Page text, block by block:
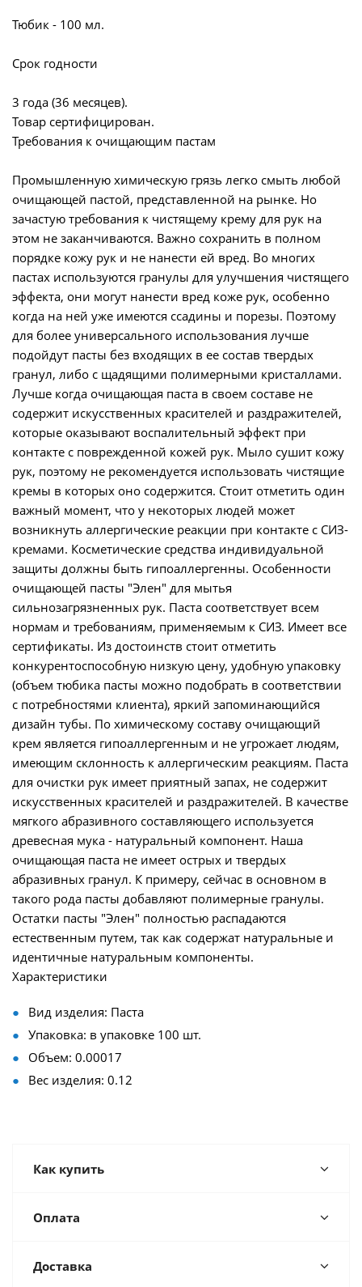
Тюбик - 100 мл.
Срок годности
3 года (36 месяцев).
Товар сертифицирован.
Требования к очищающим пастам
Промышленную химическую грязь легко смыть любой
очищающей пастой, представленной на рынке. Но
зачастую требования к чистящему крему для рук на
этом не заканчиваются. Важно сохранить в полном
порядке кожу рук и не нанести ей вред. Во многих
пастах используются гранулы для улучшения чистящего
эффекта, они могут нанести вред коже рук, особенно
когда на ней уже имеются ссадины и порезы. Поэтому
для более универсального использования лучше
подойдут пасты без входящих в ее состав твердых
гранул, либо с щадящими полимерными кристаллами.
Лучше когда очищающая паста в своем составе не
содержит искусственных красителей и раздражителей,
которые оказывают воспалительный эффект при
контакте с поврежденной кожей рук. Мыло сушит кожу
рук, поэтому не рекомендуется использовать чистящие
кремы в которых оно содержится. Стоит отметить один
важный момент, что у некоторых людей может
возникнуть аллергические реакции при контакте с СИЗ-
кремами. Косметические средства индивидуальной
защиты должны быть гипоаллергенны. Особенности
очищающей пасты "Элен" для мытья
сильнозагрязненных рук. Паста соответствует всем
нормам и требованиям, применяемым к СИЗ. Имеет все
сертификаты. Из достоинств стоит отметить
конкурентоспособную низкую цену, удобную упаковку
(объем тюбика пасты можно подобрать в соответствии
с потребностями клиента), яркий запоминающийся
дизайн тубы. По химическому составу очищающий
крем является гипоаллергенным и не угрожает людям,
имеющим склонность к аллергическим реакциям. Паста
для очистки рук имеет приятный запах, не содержит
искусственных красителей и раздражителей. В качестве
мягкого абразивного составляющего используется
древесная мука - натуральный компонент. Наша
очищающая паста не имеет острых и твердых
абразивных гранул. К примеру, сейчас в основном в
такого рода пасты добавляют полимерные гранулы.
Остатки пасты "Элен" полностью распадаются
естественным путем, так как содержат натуральные и
идентичные натуральным компоненты.
Характеристики
Вид изделия: Паста
Упаковка: в упаковке 100 шт.
Объем: 0.00017
Вес изделия: 0.12
Как купить
Оплата
Доставка